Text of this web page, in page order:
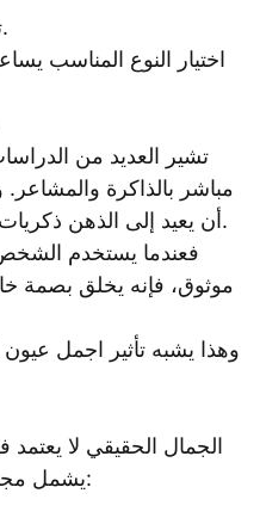
تمنح شعوراً بالانتعاش والحيوية.
اختيار النوع المناسب
تشير العديد من
مباشر بالذاكرة
أن يعيد إلى الذهن ذكريات جميلة حتى بعد سنوات طويلة.
فعندما يستخدم
موثوق، فإنه يخلق بصمة
وهذا يشبه تأثير اجمل
الجمال الحقيقي لا
يشمل مجموعة من الصفات المهمة مثل: